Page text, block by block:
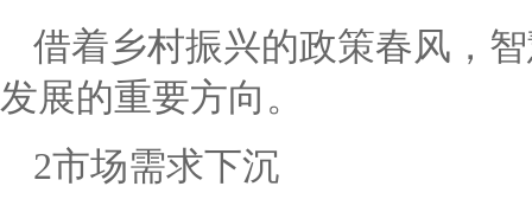
借着乡村振兴的政策春风，
发展的重要方向。
2市场需求下沉